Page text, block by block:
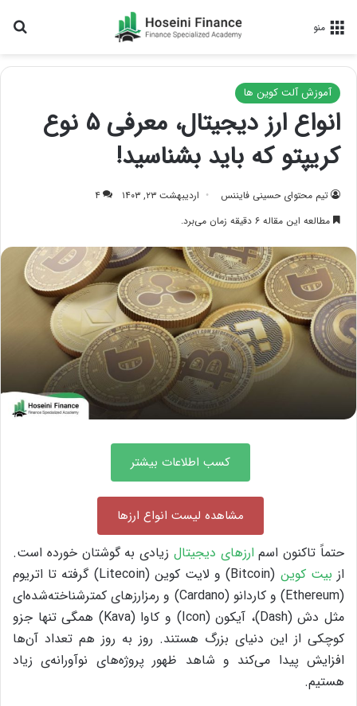
منو
آموزش آلت کوین ها
انواع ارز دیجیتال، معرفی ۵ نوع
کریپتو که باید بشناسید!
تیم محتوای حسینی‌ فایننس اردیبهشت ۲۳, ۱۴۰۳
۴
مطالعه این مقاله ۶ دقیقه زمان می‌برد.
کسب اطلاعات بیشتر
مشاهده لیست انواع ارزها
حتماً تاکنون اسم ارزهای دیجیتال زیادی به گوشتان خورده است.
از بیت کوین
(Bitcoin) و لایت کوین (Litecoin) گرفته تا اتریوم
(Ethereum) و کاردانو (Cardano) و رمزارزهای کمتر‌شناخته‌شده‌ای
مثل دش (Dash)، آیکون (Icon) و کاوا (Kava) همگی تنها جزو
کوچکی از این دنیای بزرگ هستند. روز به روز هم تعداد آن‌ها
افزایش پیدا می‌کند و شاهد ظهور پروژه‌های نوآورانه‌ی زیاد
هستیم.